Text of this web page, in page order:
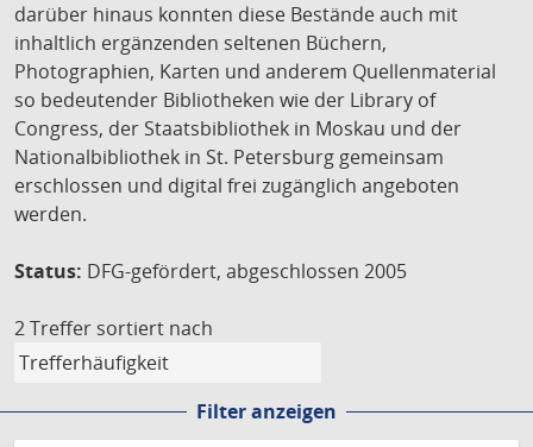
darüber hinaus konnten diese Bestände auch mit
inhaltlich ergänzenden seltenen Büchern,
Photographien, Karten und anderem Quellenmaterial
so bedeutender Bibliotheken wie der Library of
Congress, der Staatsbibliothek in Moskau und der
Nationalbibliothek in St. Petersburg gemeinsam
erschlossen und digital frei zugänglich angeboten
werden.
Status: DFG-gefördert, abgeschlossen 2005
2 Treffer sortiert nach
Filter anzeigen